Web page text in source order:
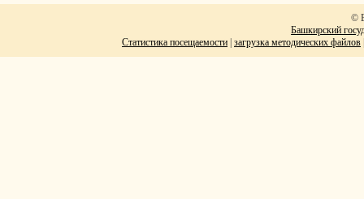
©
Башкирский
Статистика посещаемости загрузка методических файлов